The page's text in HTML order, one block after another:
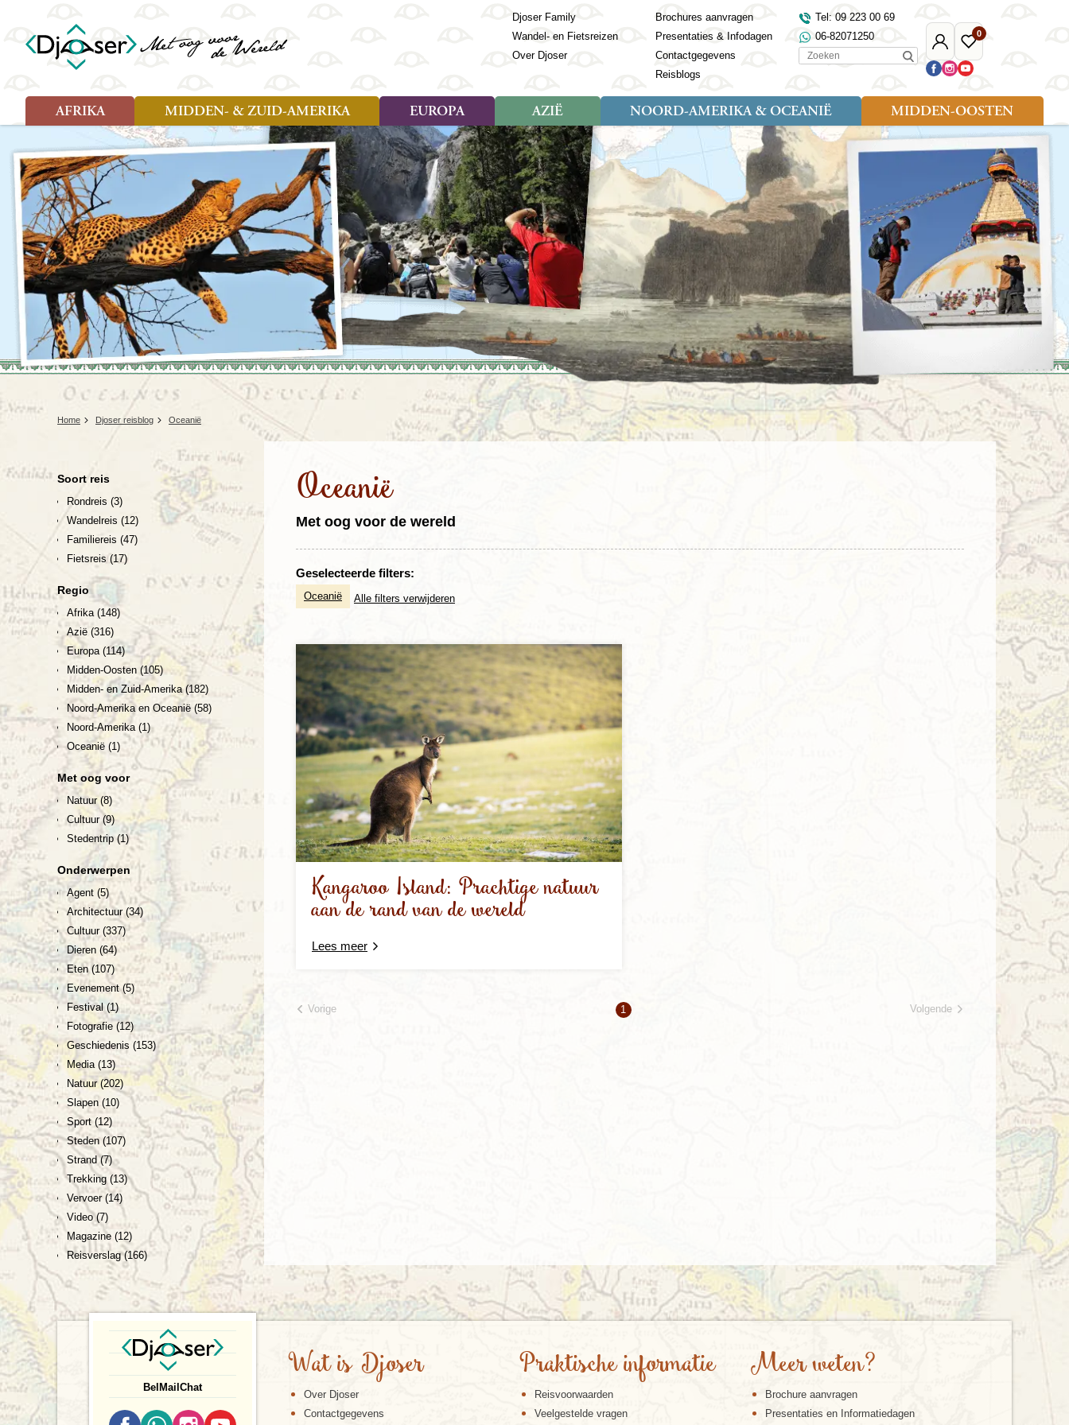
Mijn
Djoser
0
Favoriete
reizen
Djoser Family
Wandel- en Fietsreizen
Over Djoser
Brochures aanvragen
Presentaties & Infodagen
Contactgegevens
Reisblogs
Tel: 09 223 00 69
06-82071250
Zoeken
AFRIKA
Rondreis (26)
Familiereis (10)
Fietsreis (2)
Wandelreis (1)
Cultuur (3)
Natuur (6)
Nieuwe reizen
Voodoo in Benin en Togo, 16
dagen
Landen
Botswana
Egypte
Ghana
Kaapverdië
Madagaskar
Malawi
Marokko
Mauritius
Mozambique
Namibië
Oeganda
Sao Tomé en Principe
Swaziland
Tanzania
Togo
Zambia
Zanzibar
Zimbabwe
Zuid-Afrika
MIDDEN- & ZUID-AMERIKA
Soort reizen
Familiereis (11)
Fietsreis (1)
Cultuur (9)
Natuur (13)
Landen
Amazone
Argentinië
Belize
Bolivia
Brazilië
Chili
Colombia
Costa Rica
Cuba
Ecuador
El Salvador
(Frans) Guyana
Galapagos
Guatemala
Honduras
Mexico
Nicaragua
Paaseiland
Paraguay
Peru
Suriname
EUROPA
Soort reizen
Rondreis (28)
Familiereis (11)
Fietsreis (8)
Wandelreis (23)
Cultuur (12)
Natuur (3)
Landen
Albanië
Andorra
Armenië
Azerbeidzjan
Azoren
Balkan
Baltische Staten
Bosnië en Herzegovina
Bulgarije
Engeland
Estland
Finland
Frankrijk
Griekenland
IJsland
Ierland
Italië
Kaapverdië
Kosovo
Kroatië
Lapland
Letland
Litouwen
Madeira
Montenegro
Noorwegen
Polen
Portugal
Roemenië
Sardinië
Schotland
Servië
Spanje
Turkije
Verenigd Koninkrijk
Wales
AZIË
Soort reizen
Rondreis (57)
Familiereis (22)
Fietsreis (3)
Cultuur (28)
Natuur (16)
Nieuwe reizen
Rondreis China & Tibet, 42
dagen
Rondreis Sulawesi &
Molukken, 22 dagen
Landen
Bangladesh
Bhutan
Cambodja
China
Filipijnen
India
Indochina
Indonesië
Japan
Jordanië
Kazachstan
Kirgizië
Laos
Malediven
Maleisië
Mongolië
Nepal
Oezbekistan
Singapore
Sri Lanka
Taiwan
Tibet
Turkmenistan
Vietnam
Zijderoute
Zuid-Korea
NOORD-AMERIKA & OCEANIË
Soort reizen
Rondreis (7)
Familiereis (2)
Landen
Alaska
Australië
Canada
Nieuw-Zeeland
Verenigde Staten
MIDDEN-OOSTEN
Soort reizen
Rondreis (18)
Familiereis (9)
Fietsreis (1)
Wandelreis (3)
Cultuur (8)
Landen
Marokko
Oman
Saoedi-Arabië
Tunesië
Home Djoser reisblog Oceanië
Oceanië
Met oog voor de wereld
Geselecteerde filters:
Oceanië Alle filters verwijderen
Kangaroo Island: Prachtige natuur
aan de rand van de wereld
Lees meer
Vorige 1 Volgende
Soort reis
Rondreis (3)
Wandelreis (12)
Familiereis (47)
Fietsreis (17)
Regio
Afrika (148)
Azië (316)
Europa (114)
Midden-Oosten (105)
Midden- en Zuid-Amerika(182)
Noord-Amerika en Oceanië (58)
Noord-Amerika (1)
Oceanië (1)
Met oog voor
Natuur (8)
Cultuur(9)
Stedentrip(1)
Onderwerpen
Agent (5)
Architectuur(34)
Cultuur (337)
Dieren (64)
Eten(107)
Evenement(5)
Festival(1)
Fotografie (12)
Geschiedenis (153)
Media (13)
Natuur (202)
Slapen (10)
Sport (12)
Steden (107)
Strand(7)
Trekking (13)
Vervoer (14)
Video(7)
Magazine (12)
Reisverslag(166)
Bel Mail Chat
Wat is Djoser
Over Djoser
Contactgegevens
Praktische informatie
Reisvoorwaarden
Veelgestelde vragen
Meer weten?
Brochure aanvragen
Presentaties en Informatiedagen